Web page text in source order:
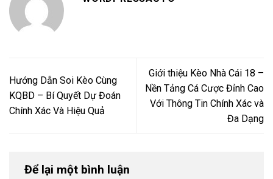
Hướng Dẫn Soi Kèo Cùng
KQBD – Bí Quyết Dự Đoán
Chính Xác Và Hiệu Quả
Giới thiệu Kèo Nhà Cái 18 –
Nền Tảng Cá Cược Đỉnh Cao
Với Thông Tin Chính Xác và
Đa Dạng
Để lại một bình luận